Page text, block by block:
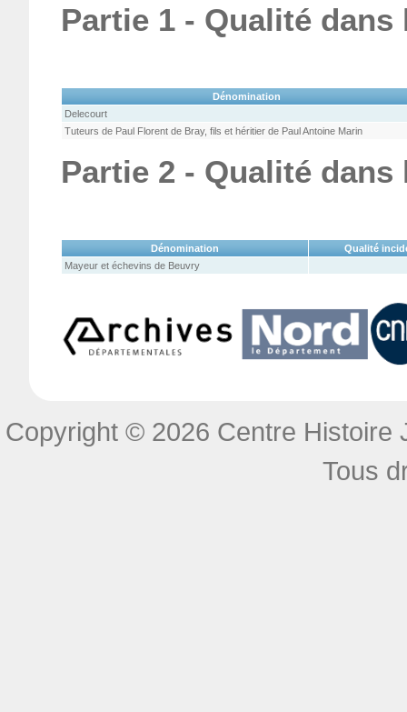
Partie 1 - Qualité
Dénomination
Delecourt
Tuteurs de Paul Florent de Bray, fils et héritier de Paul Antoine Marin
Partie 2 - Qualité
Dénomination
Qualité
Mayeur et échevins de Beuvry
Copyright © 2026 Centre Histoire
Tous